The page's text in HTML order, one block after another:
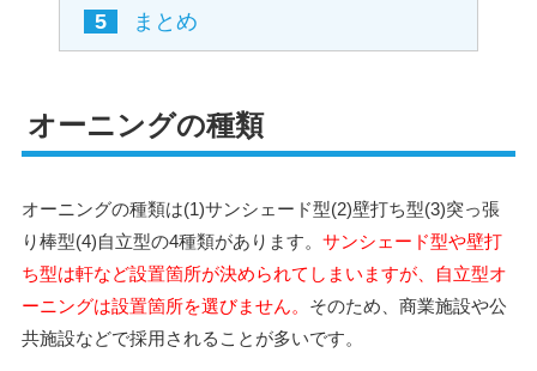
5
まとめ
オーニングの種類
オーニングの種類は(1)サンシェード型(2)壁打ち型(3)突っ張
り棒型(4)自立型の4種類があります。 サンシェード型や壁打
ち型は軒など設置箇所が決められてしまいますが、自立型オ
ーニングは設置箇所を選びません。 そのため、商業施設や公
共施設などで採用されることが多いです。